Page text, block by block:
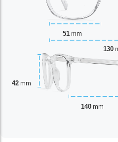
51 mm
42 mm
130
140 mm